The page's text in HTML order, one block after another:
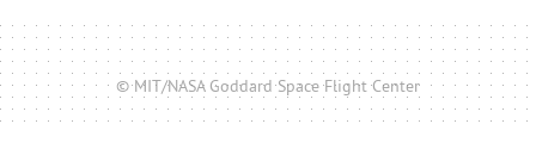
© MIT/NASA Goddard Space Flight Center